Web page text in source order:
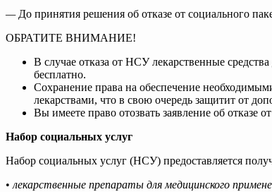
— До принятия решения об отказе от социального
ОБРАТИТЕ ВНИМАНИЕ!
В случае отказа от НСУ лекарственные
бесплатно.
Сохранение права на обеспечение
лекарствами, что в свою очередь защитит от
Вы имеете право отозвать заявление об отказе
Набор социальных услуг
Набор социальных услуг (НСУ) предоставляется
• лекарственные препараты для медицинского